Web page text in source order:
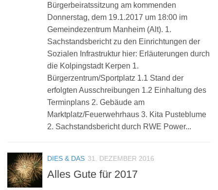
Bürgerbeiratssitzung am kommenden
Donnerstag, dem 19.1.2017 um 18:00 im
Gemeindezentrum Manheim (Alt). 1.
Sachstandsbericht zu den Einrichtungen der
Sozialen Infrastruktur hier: Erläuterungen durch
die Kolpingstadt Kerpen 1.
Bürgerzentrum/Sportplatz 1.1 Stand der
erfolgten Ausschreibungen 1.2 Einhaltung des
Terminplans 2. Gebäude am
Marktplatz/Feuerwehrhaus 3. Kita Pusteblume
2. Sachstandsbericht durch RWE Power...
DIES & DAS 31. DEZEMBER 2016
Alles Gute für 2017